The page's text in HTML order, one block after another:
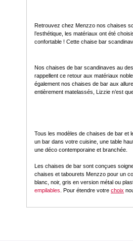
Retrouvez chez Menzzo nos chaises
l’esthétique, les matériaux ont été
confortable ! Cette chaise bar
Nos chaises de bar scandinaves au
rappellent ce retour aux matériaux
également nos chaises de bar aux
entièrement matelassés, Lizzie n’est
Tous les modèles de chaises de bar et
un bar dans votre cuisine, une table
une déco contemporaine et branchée.
Les chaises de bar sont conçues
chaises et tabourets Menzzo pour un
blanc, noir, gris en version métal ou
empilables . Pour étendre votre choix